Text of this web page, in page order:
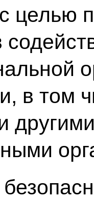
целью
в том